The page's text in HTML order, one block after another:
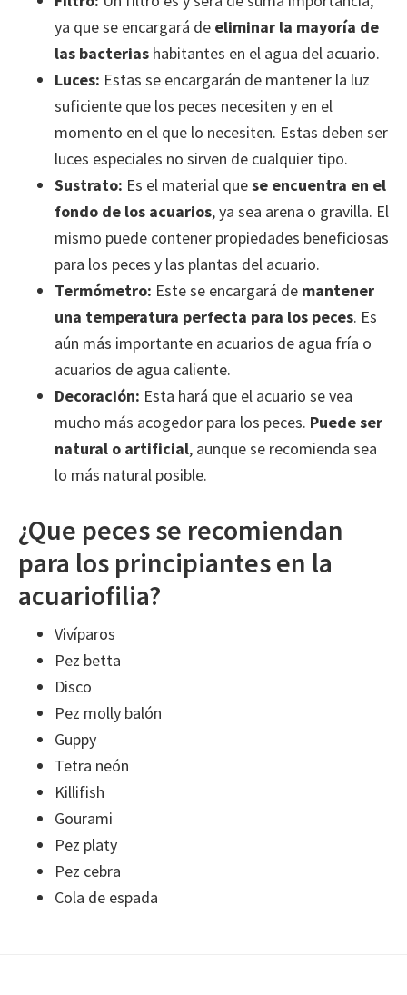
ya que se encargará de eliminar la mayoría de
las bacterias habitantes en el agua del acuario.
Luces: Estas se encargarán de mantener la luz
suficiente que los peces necesiten y en el
momento en el que lo necesiten. Estas deben ser
luces especiales no sirven de cualquier tipo.
Sustrato: Es el material quese encuentra en el
fondo de los acuarios, ya sea arena o gravilla. El
mismo puede contener propiedades beneficiosas
para los peces y las plantas del acuario.
Termómetro: Este se encargará de mantener
una temperatura perfecta para los peces. Es
aún más importante en acuarios de agua fría o
acuarios de agua caliente.
Decoración: Esta hará que el acuario se vea
mucho más acogedor para los peces. Puede ser
natural o artificial, aunque se recomienda sea
lo más natural posible.
¿Que peces se recomiendan
para los principiantes en la
acuariofilia?
Vivíparos
Pez betta
Disco
Pez molly balón
Guppy
Tetra neón
Killifish
Gourami
Pez platy
Pez cebra
Cola de espada